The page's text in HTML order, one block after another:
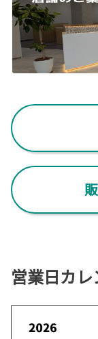
営業日カレ